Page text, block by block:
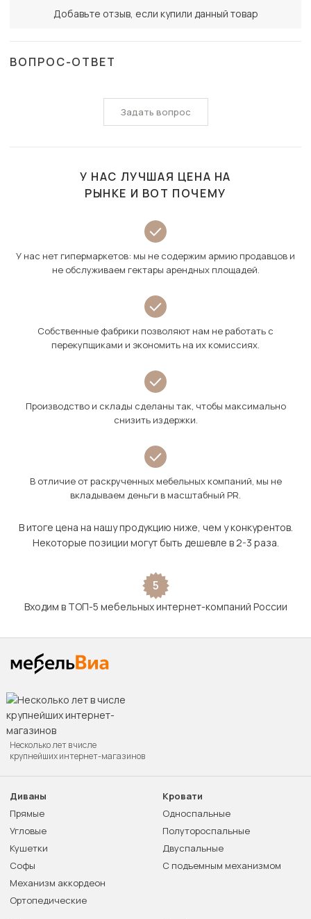
Добавьте отзыв, если купили данный товар
ВОПРОС-ОТВЕТ
Задать вопрос
У НАС ЛУЧШАЯ ЦЕНА НА
РЫНКЕ И ВОТ ПОЧЕМУ
У нас нет гипермаркетов: мы не содержим армию продавцов и
не обслуживаем гектары арендных площадей.
Собственные фабрики позволяют нам не работать с
перекупщиками и экономить на их комиссиях.
Производство и склады сделаны так, чтобы максимально
снизить издержки.
В отличие от раскрученных мебельных компаний, мы не
вкладываем деньги в масштабный PR.
В итоге цена на нашу продукцию ниже, чем у конкурентов.
Некоторые позиции могут быть дешевле в 2-3 раза.
5
Входим в ТОП-5 мебельных интернет-компаний России
Несколько лет в числе
крупнейших интернет-магазинов
Диваны
Прямые
Угловые
Кушетки
Софы
Механизм аккордеон
Ортопедические
Кровати
Односпальные
Полутороспальные
Двуспальные
С подъемным механизмом